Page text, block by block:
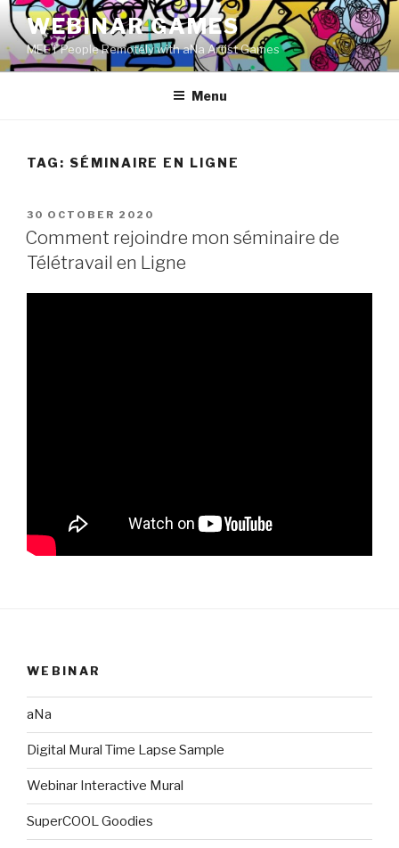
Skip
to
content
WEBINAR GAMES
MEET People Remotely with aNa Artist Games
Menu
TAG: SÉMINAIRE EN LIGNE
POSTED
ON
30 OCTOBER 2020
Comment rejoindre mon séminaire de
Télétravail en Ligne
WEBINAR
aNa
Digital Mural Time Lapse Sample
Webinar Interactive Mural
SuperCOOL Goodies